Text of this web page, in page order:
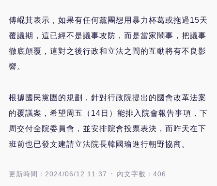
傅崐萁表示，如果有任何黨團想用暴力杯葛或拖過15天
覆議期，這已經不是議事攻防，而是當家鬧事，把議事
徹底顛覆，這對之後行政和立法之間的互動將有不良影
響。
根據國民黨團的規劃，針對行政院提出的國會改革法案
的覆議案，希望周五（14日）能排入院會報告事項，下
周交付全院委員會，並安排院會投票表決，而昨天在下
班前也已發文建請立法院長韓國瑜進行朝野協商。
更新時間：2024/06/12 11:37 內文字數：406